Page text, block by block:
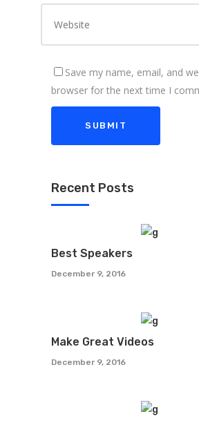
Save my name, email, and
browser for the next time I
Recent Posts
Best Speakers
December 9, 2016
Make Great Videos
December 9, 2016